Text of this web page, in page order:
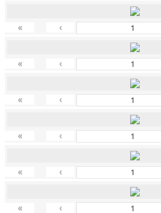
« ‹
« ‹
« ‹
« ‹
« ‹
« ‹